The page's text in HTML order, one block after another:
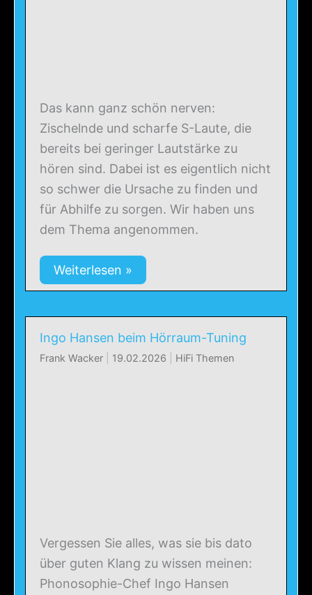
Das kann ganz schön nerven:
Zischelnde und scharfe S-Laute, die
bereits bei geringer Lautstärke zu
hören sind. Dabei ist es eigentlich nicht
so schwer die Ursache zu finden und
für Abhilfe zu sorgen. Wir haben uns
dem Thema angenommen.
Weiterlesen »
Ingo Hansen beim Hörraum-Tuning
Frank Wacker 19.02.2026 HiFi Themen
Vergessen Sie alles, was sie bis dato
über guten Klang zu wissen meinen:
Phonosophie-Chef Ingo Hansen